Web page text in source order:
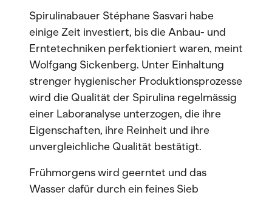
Spirulinabauer Stéphane Sasvari habe
einige Zeit investiert, bis die Anbau- und
Erntetechniken perfektioniert waren, meint
Wolfgang Sickenberg. Unter Einhaltung
strenger hygienischer Produktionsprozesse
wird die Qualität der Spirulina regelmässig
einer Laboranalyse unterzogen, die ihre
Eigenschaften, ihre Reinheit und ihre
unvergleichliche Qualität bestätigt.
Frühmorgens wird geerntet und das
Wasser dafür durch ein feines Sieb